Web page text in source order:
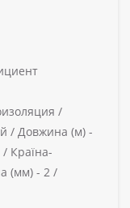
/
/ Довжина (м) -
/ Країна-
(мм) - 2 /